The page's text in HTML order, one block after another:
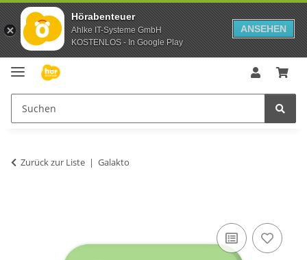
Hörabenteuer
Ahlke IT-Systeme GmbH
KOSTENLOS - In Google Play
ANSEHEN
Zurück zur Liste Galakto